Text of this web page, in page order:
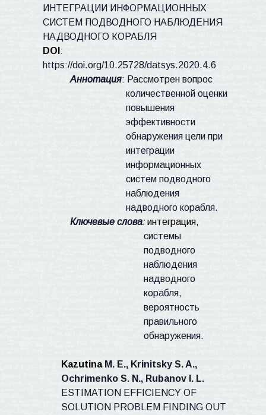
ИНТЕГРАЦИИ ИНФОРМАЦИОННЫХ
СИСТЕМ ПОДВОДНОГО НАБЛЮДЕНИЯ
НАДВОДНОГО КОРАБЛЯ
DOI :
https://doi.org/10.25728/datsys.2020.4.6
Аннотация: Рассмотрен вопрос
количественной оценки
повышения
эффективности
обнаружения цели при
интеграции
информационных
систем подводного
наблюдения
надводного корабля.
Ключевые слова:интеграция,
системы
подводного
наблюдения
надводного
корабля,
вероятность
правильного
обнаружения.
KazutinaM. E., Krinitsky S. A.,
Ochrimenko S. N., Rubanov I. L.
ESTIMATION EFFICIENCY OF
SOLUTION PROBLEM FINDING OUT